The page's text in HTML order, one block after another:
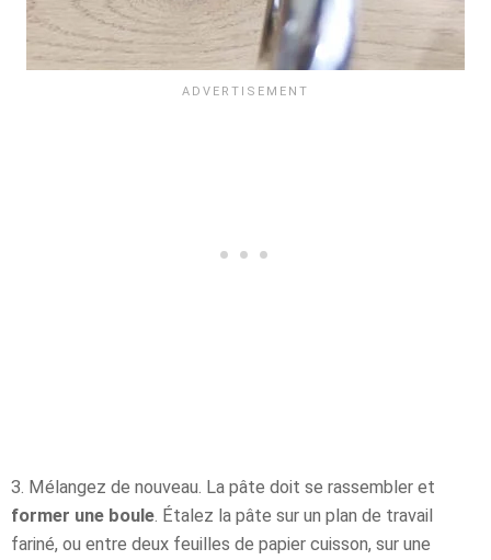
3. Mélangez de nouveau. La pâte doit se rassembler et
former une boule. Étalez la pâte sur un plan de travail
fariné, ou entre deux feuilles de papier cuisson, sur une